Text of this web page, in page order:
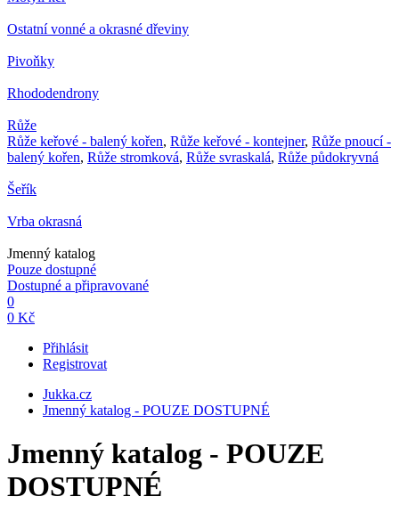
Ostatní vonné a okrasné dřeviny
Pivoňky
Rhododendrony
Růže
Růže keřové - balený kořen, Růže keřové - kontejner, Růže pnoucí -
balený kořen, Růže stromková, Růže svraskalá, Růže půdokryvná
Šeřík
Vrba okrasná
Jmenný katalog
Pouze dostupné
Dostupné a připravované
0
0 Kč
Přihlásit
Registrovat
Jukka.cz
Jmenný katalog - POUZE DOSTUPNÉ
Jmenný katalog - POUZE
DOSTUPNÉ